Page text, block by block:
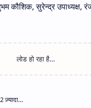
सुरेन्द्र उपाध्यक्ष,